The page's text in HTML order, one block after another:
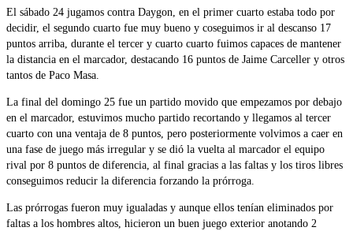
El sábado 24 jugamos contra Daygon, en el primer cuarto estaba todo por
decidir, el segundo cuarto fue muy bueno y coseguimos ir al descanso 17
puntos arriba, durante el tercer y cuarto cuarto fuimos capaces de mantener
la distancia en el marcador, destacando 16 puntos de Jaime Carceller y otros
tantos de Paco Masa.
La final del domingo 25 fue un partido movido que empezamos por debajo
en el marcador, estuvimos mucho partido recortando y llegamos al tercer
cuarto con una ventaja de 8 puntos, pero posteriormente volvimos a caer en
una fase de juego más irregular y se dió la vuelta al marcador el equipo
rival por 8 puntos de diferencia, al final gracias a las faltas y los tiros libres
conseguimos reducir la diferencia forzando la prórroga.
Las prórrogas fueron muy igualadas y aunque ellos tenían eliminados por
faltas a los hombres altos, hicieron un buen juego exterior anotando 2